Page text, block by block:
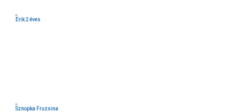
Erik 2 éves
Sznopka Fruzsina